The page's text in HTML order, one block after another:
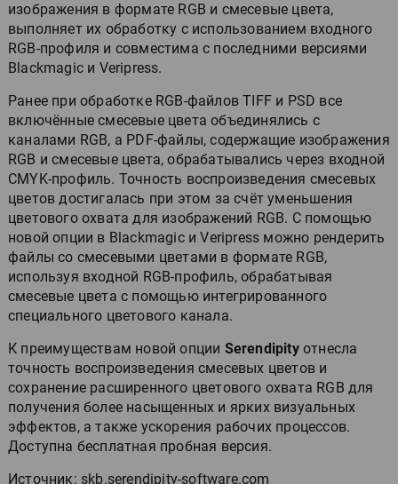
изображения в формате RGB и смесевые цвета,
выполняет их обработку с использованием входного
RGB-профиля и совместима с последними версиями
Blackmagic и Veripress.
Ранее при обработке RGB-файлов TIFF и PSD все
включённые смесевые цвета объединялись с
каналами RGB, а PDF-файлы, содержащие изображения
RGB и смесевые цвета, обрабатывались через входной
CMYK-профиль. Точность воспроизведения смесевых
цветов достигалась при этом за счёт уменьшения
цветового охвата для изображений RGB. С помощью
новой опции в Blackmagic и Veripress можно рендерить
файлы со смесевыми цветами в формате RGB,
используя входной RGB-профиль, обрабатывая
смесевые цвета с помощью интегрированного
специального цветового канала.
К преимуществам новой опции Serendipityотнесла
точность воспроизведения смесевых цветов и
сохранение расширенного цветового охвата RGB для
получения более насыщенных и ярких визуальных
эффектов, а также ускорения рабочих процессов.
Доступна бесплатная пробная версия.
Источник: skb.serendipity-software.com